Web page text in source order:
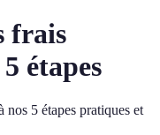
frais
étapes
nos 5 étapes pratiques et